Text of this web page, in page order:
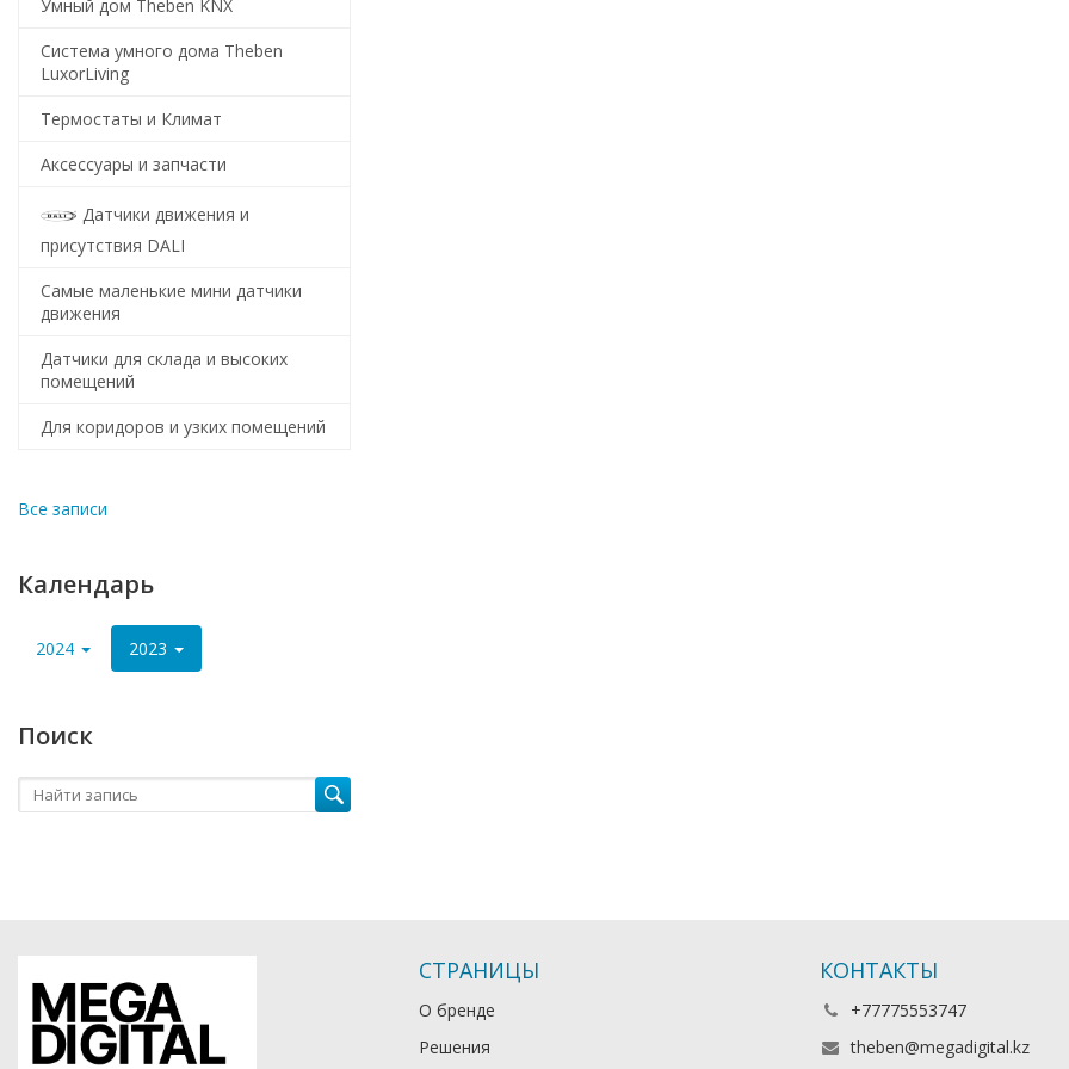
Умный дом Theben KNX
Система умного дома Theben
LuxorLiving
Термостаты и Климат
Аксессуары и запчасти
Датчики движения и
присутствия DALI
Самые маленькие мини датчики
движения
Датчики для склада и высоких
помещений
Для коридоров и узких помещений
Все записи
Календарь
2024 2023
Поиск
СТРАНИЦЫ
О бренде
Решения
КОНТАКТЫ
+77775553747
theben@megadigital.kz